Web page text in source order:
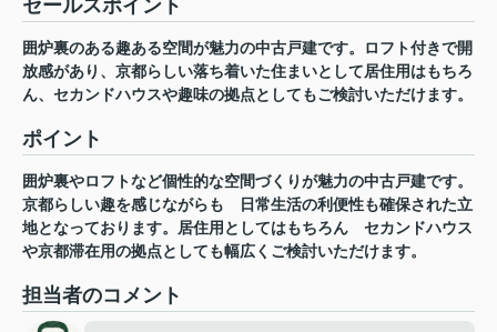
セールスポイント
囲炉裏のある趣ある空間が魅力の中古戸建です。ロフト付きで開
放感があり、京都らしい落ち着いた住まいとして居住用はもちろ
ん、セカンドハウスや趣味の拠点としてもご検討いただけます。
ポイント
囲炉裏やロフトなど個性的な空間づくりが魅力の中古戸建です。
京都らしい趣を感じながらも
日常生活の利便性も確保された立
地となっております。居住用としてはもちろん
セカンドハウス
や京都滞在用の拠点としても幅広くご検討いただけます。
担当者のコメント